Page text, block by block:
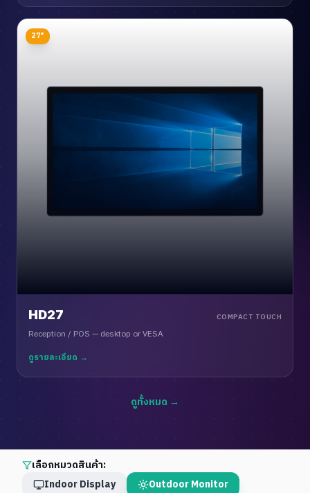
27"
HD27 COMPACT TOUCH
Reception / POS — desktop or VESA
ดูรายละเอียด →
ดูทั้งหมด →
เลือกหมวดสินค้า:
Indoor Display
Outdoor Monitor